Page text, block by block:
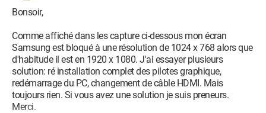
Bonsoir,
Comme affiché dans les capture ci-dessous mon écran
Samsung est bloqué à une résolution de 1024 x 768 alors que
d'habitude il est en 1920 x 1080. J'ai essayer plusieurs
solution: ré installation complet des pilotes graphique,
redémarrage du PC, changement de câble HDMI. Mais
toujours rien. Si vous avez une solution je suis preneurs.
Merci.